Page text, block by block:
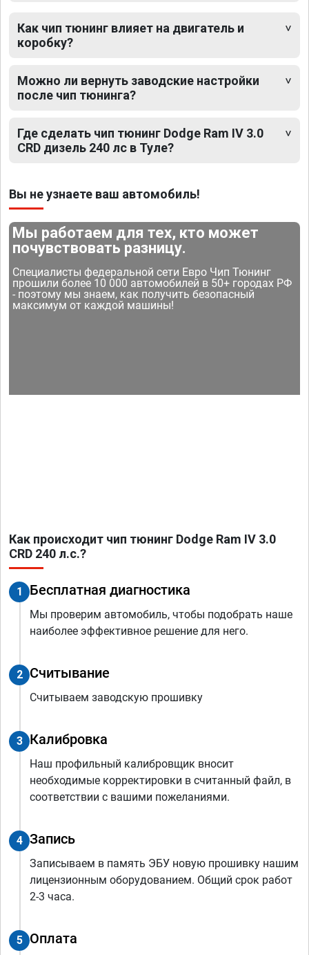
Как чип тюнинг влияет на двигатель и
коробку?
Можно ли вернуть заводские настройки
после чип тюнинга?
Где сделать чип тюнинг Dodge Ram IV 3.0
CRD дизель 240 лс в Туле?
Вы не узнаете ваш автомобиль!
Мы работаем для тех, кто может
почувствовать разницу.
Специалисты федеральной сети Евро Чип Тюнинг
прошили более 10 000 автомобилей в 50+ городах РФ
- поэтому мы знаем, как получить безопасный
максимум от каждой машины!
Как происходит чип тюнинг Dodge Ram IV 3.0
CRD 240 л.с.?
1 Бесплатная диагностика
Мы проверим автомобиль, чтобы подобрать наше
наиболее эффективное решение для него.
2 Считывание
Считываем заводскую прошивку
3 Калибровка
Наш профильный калибровщик вносит
необходимые корректировки в считанный файл, в
соответствии с вашими пожеланиями.
4 Запись
Записываем в память ЭБУ новую прошивку нашим
лицензионным оборудованием. Общий срок работ
2-3 часа.
5 Оплата